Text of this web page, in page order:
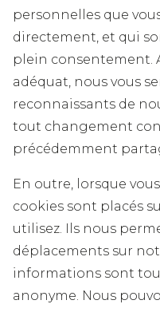
personnelles que
directement, et qui
plein consentement.
adéquat, nous vous
reconnaissants de
tout changement
précédemment
En outre, lorsque
cookies sont placés
utilisez. Ils nous
déplacements sur
informations sont
anonyme. Nous